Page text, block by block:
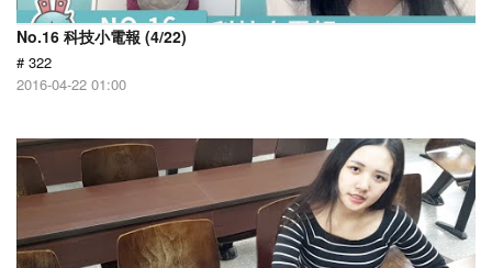
No.16 科技小電報 (4/22)
# 322
2016-04-22 01:00